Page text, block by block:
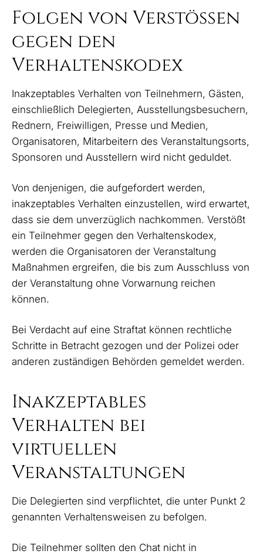
Folgen von Verstößen
gegen den
Verhaltenskodex
Inakzeptables Verhalten von Teilnehmern, Gästen,
einschließlich Delegierten, Ausstellungsbesuchern,
Rednern, Freiwilligen, Presse und Medien,
Organisatoren, Mitarbeitern des Veranstaltungsorts,
Sponsoren und Ausstellern wird nicht geduldet.
Von denjenigen, die aufgefordert werden,
inakzeptables Verhalten einzustellen, wird erwartet,
dass sie dem unverzüglich nachkommen. Verstößt
ein Teilnehmer gegen den Verhaltenskodex,
werden die Organisatoren der Veranstaltung
Maßnahmen ergreifen, die bis zum Ausschluss von
der Veranstaltung ohne Vorwarnung reichen
können.
Bei Verdacht auf eine Straftat können rechtliche
Schritte in Betracht gezogen und der Polizei oder
anderen zuständigen Behörden gemeldet werden.
Inakzeptables
Verhalten bei
virtuellen
Veranstaltungen
Die Delegierten sind verpflichtet, die unter Punkt 2
genannten Verhaltensweisen zu befolgen.
Die Teilnehmer sollten den Chat nicht in